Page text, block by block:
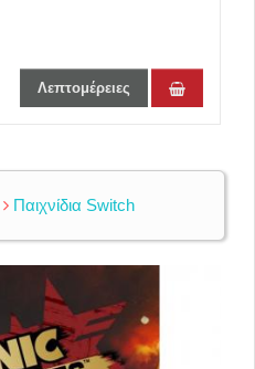
Λεπτομέρειες
Παιχνίδια Switch